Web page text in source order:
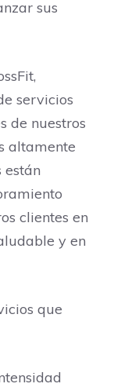
sus
servicios
de nuestros
altamente
clientes en
y en
que